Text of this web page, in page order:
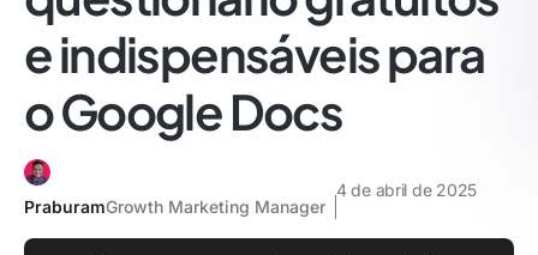
e indispensáveis para
o Google Docs
PraburamGrowth Marketing Manager
4 de abril de 2025